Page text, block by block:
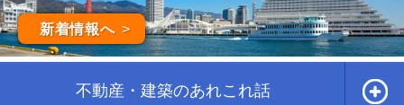
新着情報へ
不動産・建築のあれこれ話